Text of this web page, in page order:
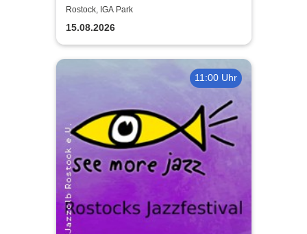
Rostock, IGA Park
15.08.2026
11:00 Uhr